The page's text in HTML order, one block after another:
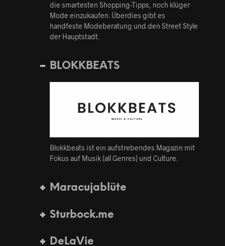
die smartesten Shopping-Tipps, noch klüger
Mode einzukaufen. Überdies gibt es
handfeste Modeberatung und den Street Style
der Hauptstadt.
BLOKKBEATS
Blokkbeats ist ein aufstrebendes Magazin mit
Fokus auf Musik (all Genres) und Culture.
Maracujablüte
Sturbock.me
DeLaVie